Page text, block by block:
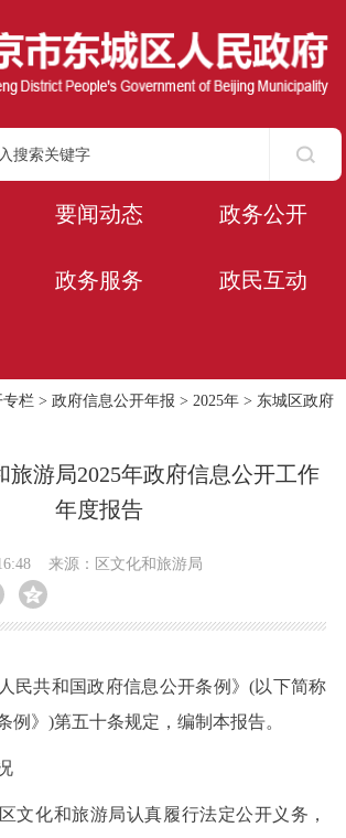
要闻动态 政务公开
政务服务 政民互动
专栏> 政府信息公开年报 > 2025年> 东城区政府
旅游局2025年政府信息公开工作
年度报告
来源：区文化和旅游局
共和国政府信息公开条例》(以下简称
例》)第五十条规定，编制本报告。
化和旅游局认真履行法定公开义务，